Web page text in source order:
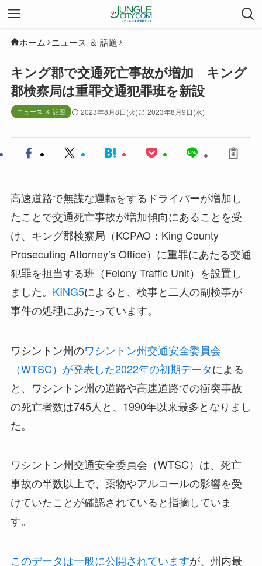
ホーム ニュース ＆ 話題
キング郡で交通死亡事故が増加 キング
郡検察局は重罪交通犯罪班を新設
ニュース ＆ 話題 2023年8月8日(火) 2023年8月9日(水)
高速道路で無謀な運転をするドライバーが増加し
たことで交通死亡事故が増加傾向にあることを受
け、キング郡検察局（KCPAO：King County
Prosecuting Attorney’s Office）に重罪にあたる交通
犯罪を担当する班（Felony Traffic Unit）を設置し
ました。 KING5によると、検事と二人の副検事が
事件の処理にあたっています。
ワシントン州のワシントン州交通安全委員会
（WTSC）が発表した2022年の初期データによる
と、ワシントン州の道路や高速道路での衝突事故
の死亡者数は745人と、1990年以来最多となりまし
た。
ワシントン州交通安全委員会（WTSC）は、死亡
事故の半数以上で、薬物やアルコールの影響を受
けていたことが確認されていると指摘していま
す。
このデータは一般に公開されていますが、州内最